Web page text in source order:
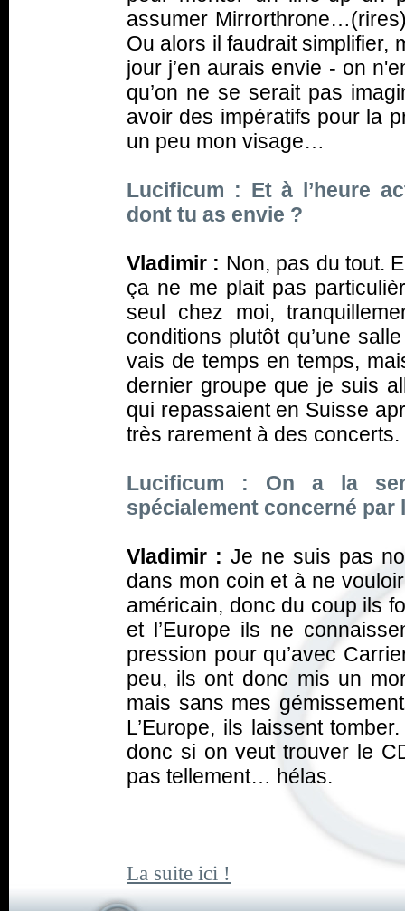
assumer Mirrorthrone…(rires
Ou alors il faudrait simplifier,
jour j’en aurais envie - on
qu’on ne se serait pas
avoir des impératifs pour la
un peu mon visage…
Lucificum : Et à l’heure
dont tu as envie ?
Vladimir : Non, pas du tout.
ça ne me plait pas
seul chez moi,
conditions plutôt qu’une
vais de temps en temps,
dernier groupe que je suis
qui repassaient en Suisse
très rarement à des concerts.
Lucificum : On a la
spécialement concerné
Vladimir : Je ne suis pas
dans mon coin et à ne
américain, donc du coup ils
et l’Europe ils ne
pression pour qu’avec
peu, ils ont donc mis un
mais sans mes
L’Europe, ils laissent
donc si on veut trouver le
pas tellement… hélas.
La suite ici !